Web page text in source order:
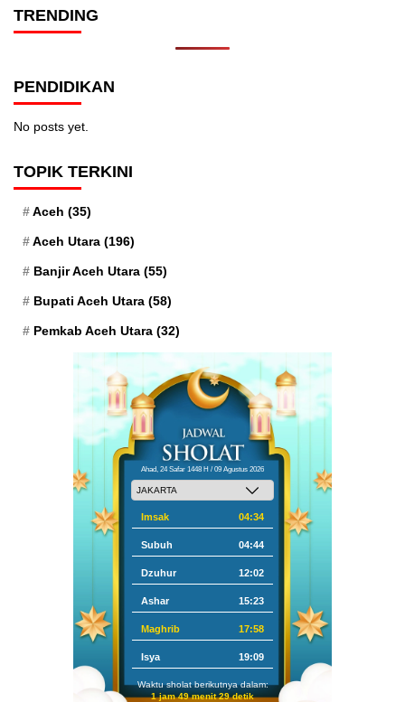
TRENDING
PENDIDIKAN
No posts yet.
TOPIK TERKINI
Aceh (35)
Aceh Utara (196)
Banjir Aceh Utara (55)
Bupati Aceh Utara (58)
Pemkab Aceh Utara (32)
Ahad, 24 Safar 1448 H / 09 Agustus 2026
Imsak 04:34
Subuh 04:44
Dzuhur 12:02
Ashar 15:23
Maghrib 17:58
Isya 19:09
Waktu sholat berikutnya dalam:
1 jam 49 menit 28 detik